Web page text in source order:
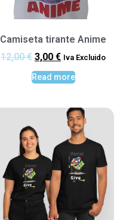
Camiseta tirante Anime
12,00€ 3,00 € Iva Excluido
Read more